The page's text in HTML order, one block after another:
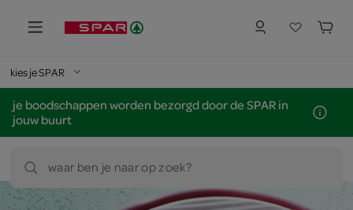
kies je SPAR
je boodschappen worden bezorgd door de SPAR in
jouw buurt
waar ben je naar op zoek?